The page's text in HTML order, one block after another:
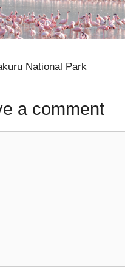
National Park
a comment